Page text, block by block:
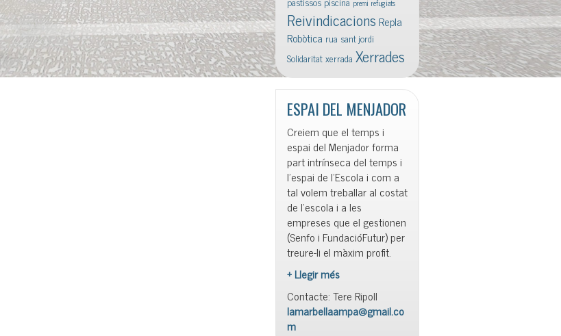
premi refugiats
Reivindicacions Repla
Robòtica rua sant jordi
Solidaritatxerrada Xerrades
ESPAI DEL MENJADOR
Creiem que el temps i
espai del Menjador forma
part intrínseca del temps i
l’espai de l’Escola i com a
tal volem treballar al costat
de l’escola i a les
empreses que el gestionen
(Senfo i FundacióFutur) per
treure-li el màxim profit.
+ Llegir més
Contacte: Tere Ripoll
lamarbellaampa@gmail.co
m